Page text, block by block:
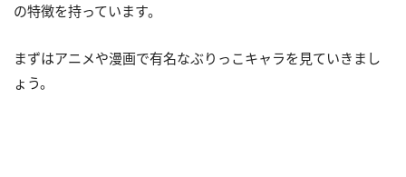
の特徴を持っています。
まずはアニメや漫画で有名なぶりっこキャラを見ていきまし
ょう。